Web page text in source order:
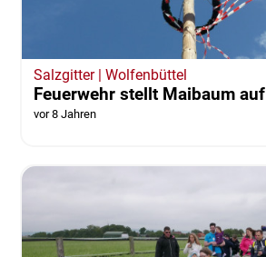
Salzgitter | Wolfenbüttel
Feuerwehr stellt Maibaum auf
vor 8 Jahren